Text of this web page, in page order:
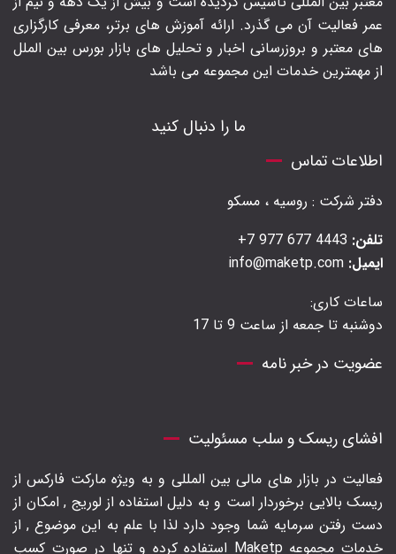
عمر فعالیت آن می گذرد. ارائه آموزش های برتر‍، معرفی کارگزاری
های معتبر و بروزرسانی اخبار و تحلیل های بازار بورس بین الملل
از مهمترین خدمات این مجموعه می باشد
ما را دنبال کنید
اطلاعات تماس
دفتر شرکت : روسیه ، مسکو
تلفن:
ایمیل:
ساعات کاری:
دوشنبه تا جمعه از ساعت 9 تا 17
عضویت در خبر نامه
افشای ریسک و سلب مسئولیت
فعالیت در بازار های مالی بین المللی و به ویژه مارکت فارکس از
ریسک بالایی برخوردار است و به دلیل استفاده از لوریج , امکان از
دست رفتن سرمایه شما وجود دارد لذا با علم به این موضوع , از
خدمات مجموعه Maketp استفاده کرده و تنها در صورت کسب